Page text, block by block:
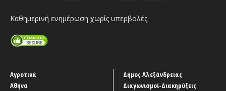
Καθημερινή ενημέρωση χωρίς υπερβολές
Αγροτικά
Αθήνα
Δήμος Αλεξάνδρειας
Διαγωνισμοί-Διακηρύξεις